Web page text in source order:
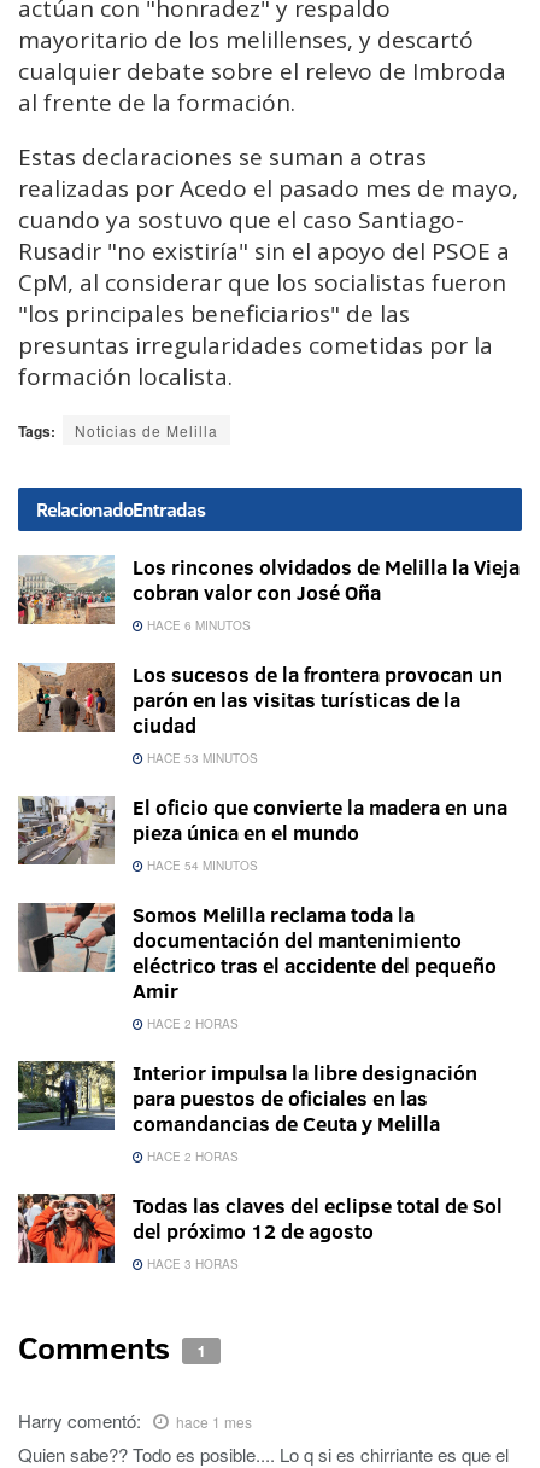
actúan con "honradez" y respaldo
mayoritario de los melillenses, y descartó
cualquier debate sobre el relevo de Imbroda
al frente de la formación.
Estas declaraciones se suman a otras
realizadas por Acedo el pasado mes de mayo,
cuando ya sostuvo que el caso Santiago-
Rusadir "no existiría" sin el apoyo del PSOE a
CpM, al considerar que los socialistas fueron
"los principales beneficiarios" de las
presuntas irregularidades cometidas por la
formación localista.
Tags: Noticias de Melilla
RelacionadoEntradas
Los rincones olvidados de Melilla la Vieja
cobran valor con José Oña
HACE 6 MINUTOS
Los sucesos de la frontera provocan un
parón en las visitas turísticas de la
ciudad
HACE 53 MINUTOS
El oficio que convierte la madera en una
pieza única en el mundo
HACE 54 MINUTOS
Somos Melilla reclama toda la
documentación del mantenimiento
eléctrico tras el accidente del pequeño
Amir
HACE 2 HORAS
Interior impulsa la libre designación
para puestos de oficiales en las
comandancias de Ceuta y Melilla
HACE 2 HORAS
Todas las claves del eclipse total de Sol
del próximo 12 de agosto
HACE 3 HORAS
Comments 1
Harry comentó: hace 1 mes
Quien sabe?? Todo es posible.... Lo q si es chirriante es que el